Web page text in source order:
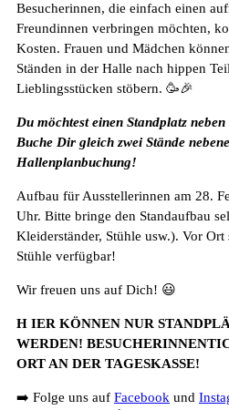
Besucherinnen, die einfach einen
Freundinnen verbringen möchten,
Kosten. Frauen und Mädchen
Ständen in der Halle nach hippen
Lieblingsstücken stöbern. 🥳🎉
Du möchtest einen Standplatz
Buche Dir gleich zwei Stände
Hallenplanbuchung!
Aufbau für Ausstellerinnen am 28.
Uhr. Bitte bringe den Standaufbau
Kleiderständer, Stühle usw.). Vor
Stühle verfügbar!
Wir freuen uns auf Dich! 😃
H IER KÖNNEN NUR
WERDEN!
ORT AN DER TAGESKASSE!
➡️ Folge uns auf Facebook und